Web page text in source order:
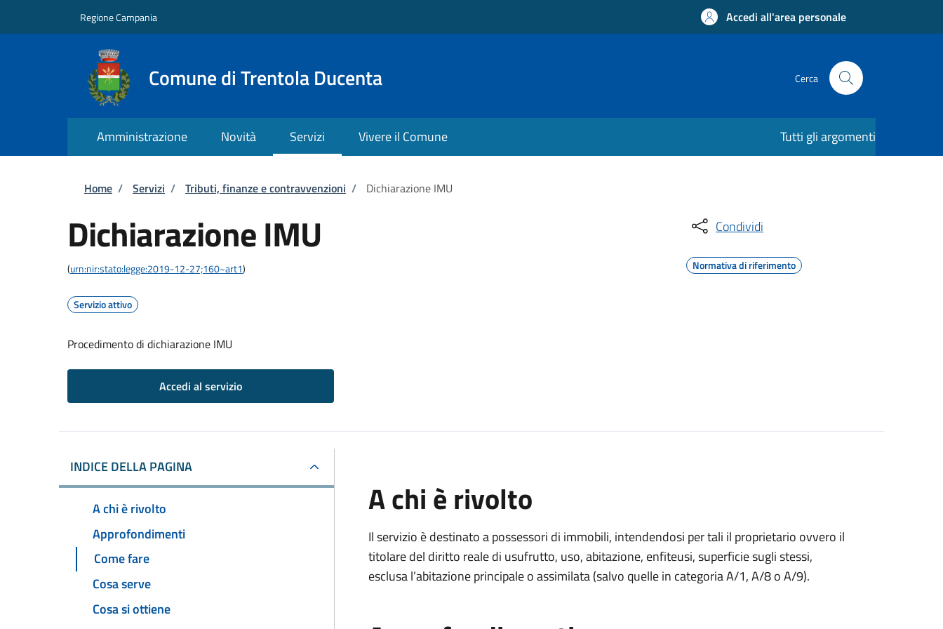
Regione Campania Accedi all'area personale
Comune di Trentola Ducenta Cerca
Amministrazione Novità Servizi Vivere il Comune Tutti gli argomenti
Briciole di pane
Home / Servizi / Tributi, finanze e contravvenzioni / Dichiarazione IMU
Dichiarazione IMU
(urn:nir:stato:legge:2019-12-27;160~art1)
Servizio attivo
Procedimento di dichiarazione IMU
Accedi al servizio
Condividi
Normativa di riferimento
INDICE DELLA PAGINA
A chi è rivolto
Approfondimenti
Come fare
Cosa serve
Cosa si ottiene
A chi è rivolto
Il servizio è destinato apossessori di immobili, intendendosi per tali il proprietario ovvero il
titolare del diritto reale di usufrutto, uso, abitazione, enfiteusi, superficie sugli stessi,
esclusa l’abitazione principale o assimilata (salvo quelle in categoria A/1, A/8 o A/9).